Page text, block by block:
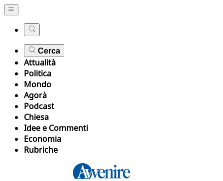
Cerca
Attualità
Politica
Mondo
Agorà
Podcast
Chiesa
Idee e Commenti
Economia
Rubriche